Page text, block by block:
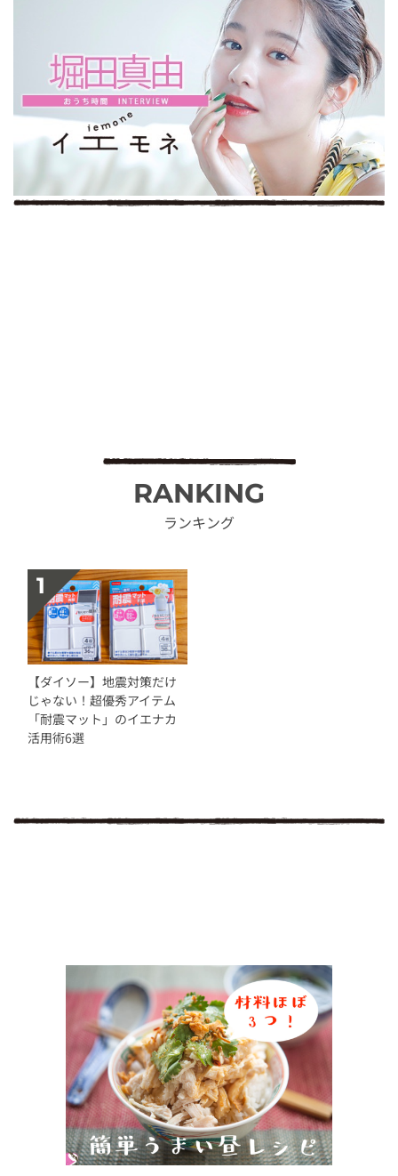
RANKING
ランキング
【ダイソー】地震対策だけ
じゃない！超優秀アイテム
「耐震マット」のイエナカ
活用術6選